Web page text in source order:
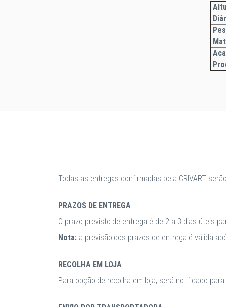
Todas as entregas confirmadas pela CRIVART
PRAZOS DE ENTREGA
O prazo previsto de entrega é de 2 a 3 dias úteis
Nota: a previsão dos prazos de entrega é válida
RECOLHA EM LOJA
Para opção de recolha em loja, será notificado